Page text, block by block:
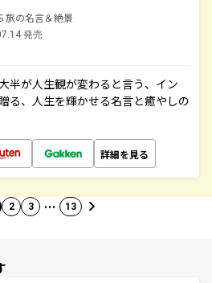
旅の名言＆絶景
発売
半が人生観が変わると言う、イン
る、人生を輝かせる名言と癒やしの
詳細を見る
2 3 … 13